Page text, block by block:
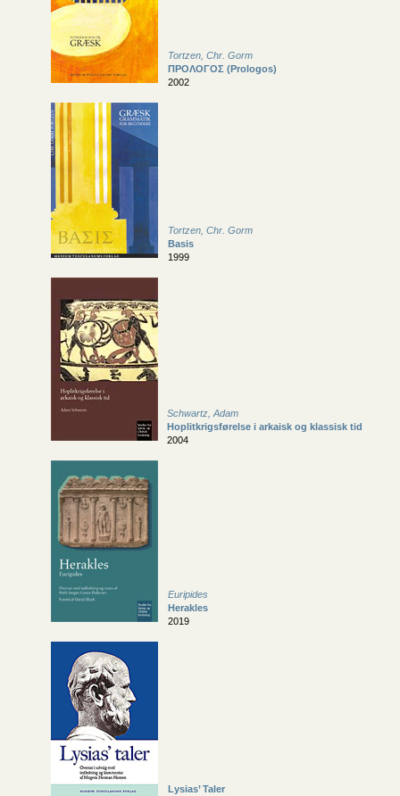
Tortzen, Chr. Gorm
ΠΡΟΛΟΓΟΣ (Prologos)
2002
Tortzen, Chr. Gorm
Basis
1999
Schwartz, Adam
Hoplitkrigsførelse i arkaisk og klassisk tid
2004
Euripides
Herakles
2019
Lysias’ Taler